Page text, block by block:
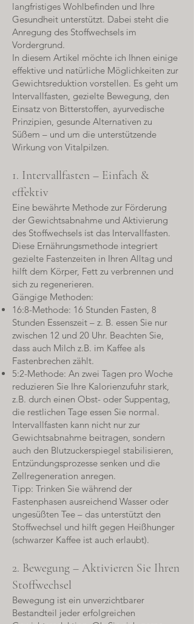
langfristiges Wohlbefinden und Ihre
Gesundheit unterstützt. Dabei steht die
Anregung des Stoffwechsels im
Vordergrund.
In diesem Artikel möchte ich Ihnen einige
effektive und natürliche Möglichkeiten zur
Gewichtsreduktion vorstellen. Es geht um
Intervallfasten, gezielte Bewegung, den
Einsatz von Bitterstoffen, ayurvedische
Prinzipien, gesunde Alternativen zu
Süßem – und um die unterstützende
Wirkung von Vitalpilzen.
1. Intervallfasten – Einfach &
effektiv
Eine bewährte Methode zur Förderung
der Gewichtsabnahme und Aktivierung
des Stoffwechsels ist das Intervallfasten.
Diese Ernährungsmethode integriert
gezielte Fastenzeiten in Ihren Alltag und
hilft dem Körper, Fett zu verbrennen und
sich zu regenerieren.
Gängige Methoden:
16:8-Methode: 16 Stunden Fasten, 8
Stunden Essenszeit – z. B. essen Sie nur
zwischen 12 und 20 Uhr. Beachten Sie,
dass auch Milch z.B. im Kaffee als
Fastenbrechen zählt.
5:2-Methode: An zwei Tagen pro Woche
reduzieren Sie Ihre Kalorienzufuhr stark,
z.B. durch einen Obst- oder Suppentag,
die restlichen Tage essen Sie normal.
Intervallfasten kann nicht nur zur
Gewichtsabnahme beitragen, sondern
auch den Blutzuckerspiegel stabilisieren,
Entzündungsprozesse senken und die
Zellregeneration anregen.
Tipp: Trinken Sie während der
Fastenphasen ausreichend Wasser oder
ungesüßten Tee – das unterstützt den
Stoffwechsel und hilft gegen Heißhunger
(schwarzer Kaffee ist auch erlaubt).
2. Bewegung – Aktivieren Sie Ihren
Stoffwechsel
Bewegung ist ein unverzichtbarer
Bestandteil jeder erfolgreichen